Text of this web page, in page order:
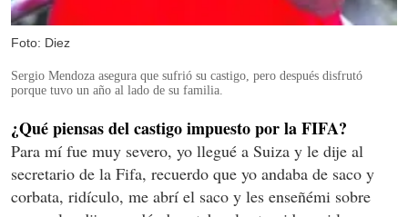
Foto: Diez
Sergio Mendoza asegura que sufrió su castigo, pero después disfrutó
porque tuvo un año al lado de su familia.
¿Qué piensas del castigo impuesto por la FIFA?
Para mí fue muy severo, yo llegué a Suiza y le dije al
secretario de la Fifa, recuerdo que yo andaba de saco y
corbata, ridículo, me abrí el saco y les enseñémi sobre